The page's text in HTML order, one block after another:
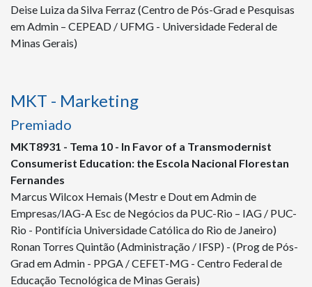
Deise Luiza da Silva Ferraz (Centro de Pós-Grad e Pesquisas
em Admin – CEPEAD / UFMG - Universidade Federal de
Minas Gerais)
MKT - Marketing
Premiado
MKT8931 - Tema 10 - In Favor of a Transmodernist
Consumerist Education: the Escola Nacional Florestan
Fernandes
Marcus Wilcox Hemais (Mestr e Dout em Admin de
Empresas/IAG-A Esc de Negócios da PUC-Rio – IAG / PUC-
Rio - Pontifícia Universidade Católica do Rio de Janeiro)
Ronan Torres Quintão (Administração / IFSP) - (Prog de Pós-
Grad em Admin - PPGA / CEFET-MG - Centro Federal de
Educação Tecnológica de Minas Gerais)